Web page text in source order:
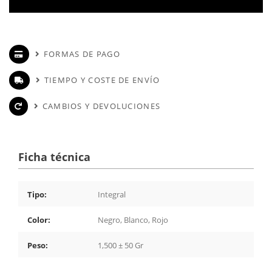
FORMAS DE PAGO
TIEMPO Y COSTE DE ENVÍO
CAMBIOS Y DEVOLUCIONES
Ficha técnica
Tipo: Integral
Color: Negro, Blanco, Rojo
Peso: 1,500 ± 50 Gr